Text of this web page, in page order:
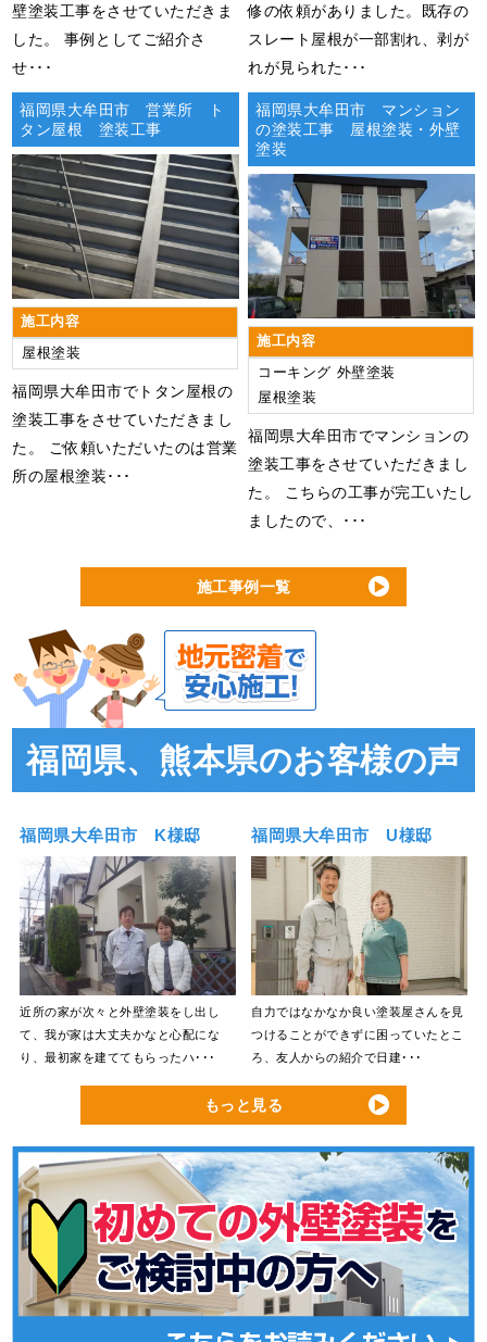
覧ください。
今回ご依頼いただいたマンションは色褪せや汚れから少し
暗い印象でしたが、塗り替えをおこなうことでこんなにも
明るく素敵な建物に生まれ変わりました。
この度はご依頼いただきありがとうございました。
＊K＊
福岡県大牟田市｜みやま市｜柳川市｜大川市｜筑後市｜久
留米市｜八女市｜大木町｜広川町 他
熊本県山鹿市｜南関町｜和水町｜荒尾市｜長洲町｜玉名市
｜玉東町｜菊池市 他で、塗装工事、屋根工事のことなら、
日建装へお気軽にご相談ください。
福岡県大牟田市の外壁塗装専門店【日建装株式会社】
壁塗装工事をさせていただきま
した。 事例としてご紹介さ
せ･･･
修の依頼がありました。既存の
スレート屋根が一部割れ、剥が
れが見られた･･･
福岡県大牟田市 営業所 ト
タン屋根 塗装工事
施工内容
屋根塗装
福岡県大牟田市でトタン屋根の
塗装工事をさせていただきまし
た。 ご依頼いただいたのは営業
所の屋根塗装･･･
福岡県大牟田市 マンション
の塗装工事 屋根塗装・外壁
塗装
施工内容
コーキング 外壁塗装
屋根塗装
福岡県大牟田市でマンションの
塗装工事をさせていただきまし
た。 こちらの工事が完工いたし
ましたので、･･･
施工事例一覧
福岡県、熊本県のお客様の声
福岡県大牟田市 K様邸
近所の家が次々と外壁塗装をし出し
て、我が家は大丈夫かなと心配にな
り、最初家を建ててもらったハ･･･
福岡県大牟田市 U様邸
自力ではなかなか良い塗装屋さんを見
つけることができずに困っていたとこ
ろ、友人からの紹介で日建･･･
もっと見る